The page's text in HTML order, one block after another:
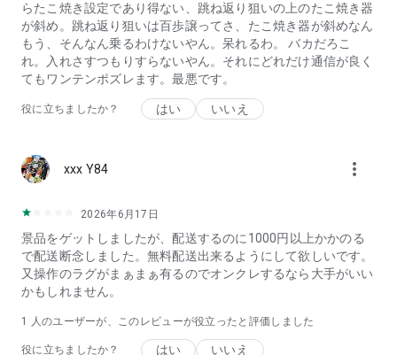
・自宅でUFOキャッチャーを楽しみたい方
・ゲームセンターが家の近くにない方
・オンラインクレーンゲームが好きな方
・大人気キャラクターの限定グッズが欲しい方
・超人気アニメの景品を獲りたい方
・フィギュアやぬいぐるみを手に入れたい方
・有名芸能人とのコラボ商品をゲットしたい方
・お菓子や食品をくれーんげーむでとりたい方
・家でクレーンゲームを練習したい方
・特別なオリジナル賞品をげっとしたい方
・おんらいんきゃっちゃーで遊んだことがない方
・げーむせんたーに行く時間がない方
・げーむで暇つぶししたい方
らたこ焼き設定であり得ない、跳ね返り狙いの上のたこ焼き器
が斜め。跳ね返り狙いは百歩譲ってさ、たこ焼き器が斜めなん
もう、そんなん乗るわけないやん。呆れるわ。 バカだろこ
れ。入れさすつもりすらないやん。それにどれだけ通信が良く
てもワンテンポズレます。最悪です。
役に立ちましたか？ はい いいえ
xxx Y84 more_vert
2026年6月17日
景品をゲットしましたが、配送するのに1000円以上かかのる
で配送断念しました。無料配送出来るようにして欲しいです。
又操作のラグがまぁまぁ有るのでオンクレするなら大手がいい
かもしれません。
1 人のユーザーが、このレビューが役立ったと評価しました
役に立ちましたか？ はい いいえ